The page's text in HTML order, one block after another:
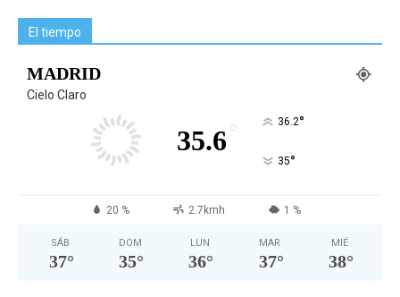
El tiempo
MADRID
Cielo Claro
35.6 ° 36.2°
35°
20 % 2.7kmh 1 %
SÁB
37°
DOM
35°
LUN
36°
MAR
37°
MIÉ
38°